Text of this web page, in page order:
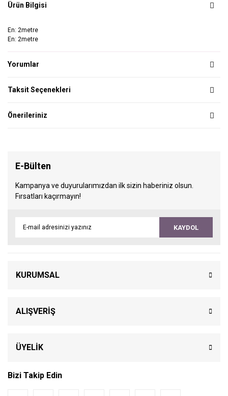
Ürün Bilgisi
En: 2metre
En: 2metre
Yorumlar
Taksit Seçenekleri
Önerileriniz
E-Bülten
Kampanya ve duyurularımızdan ilk sizin haberiniz olsun.
Fırsatları kaçırmayın!
KAYDOL
KURUMSAL
ALIŞVERİŞ
ÜYELİK
Bizi Takip Edin